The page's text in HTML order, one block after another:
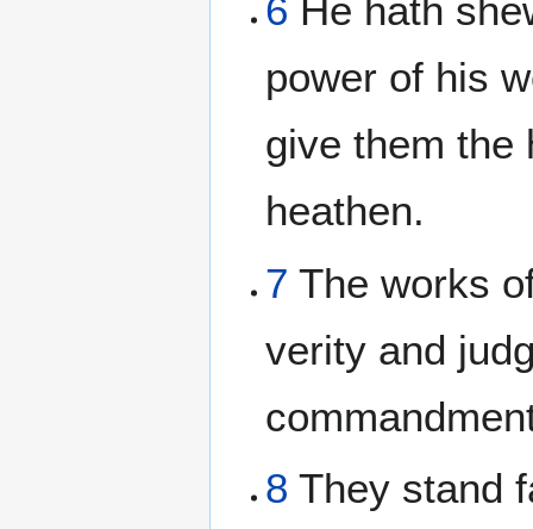
6 He hath
power of his
give them the
heathen.
7 The works
verity and
8 They stand